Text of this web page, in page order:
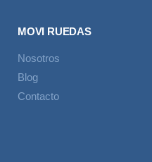
MOVI RUEDAS
Nosotros
Blog
Contacto